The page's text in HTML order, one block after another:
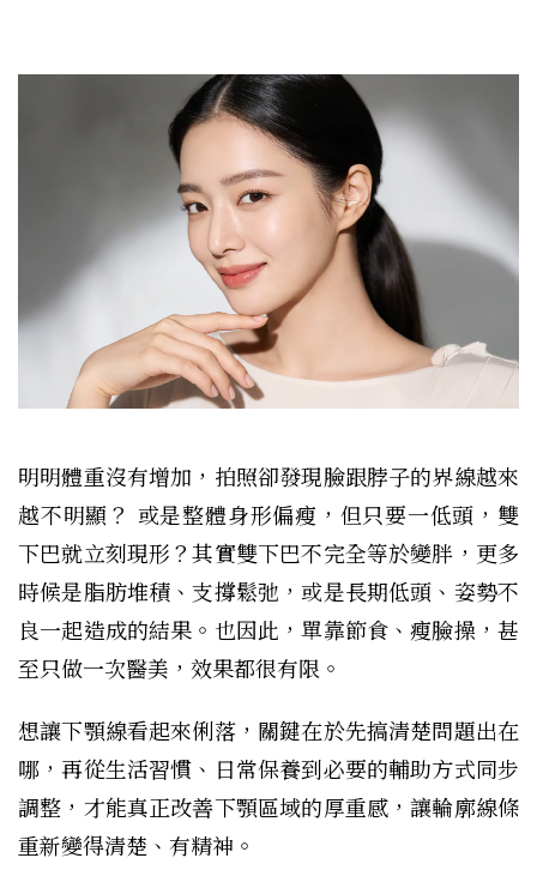
明明體重沒有增加，拍照卻發現臉跟脖子的界線越來
越不明顯？ 或是整體身形偏瘦，但只要一低頭，雙
下巴就立刻現形？其實雙下巴不完全等於變胖，更多
時候是脂肪堆積、支撐鬆弛，或是長期低頭、姿勢不
良一起造成的結果。也因此，單靠節食、瘦臉操，甚
至只做一次醫美，效果都很有限。
想讓下顎線看起來俐落，關鍵在於先搞清楚問題出在
哪，再從生活習慣、日常保養到必要的輔助方式同步
調整，才能真正改善下顎區域的厚重感，讓輪廓線條
重新變得清楚、有精神。